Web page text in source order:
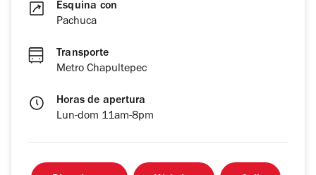
Esquina con
Pachuca
Transporte
Metro Chapultepec
Horas de apertura
Lun-dom 11am-8pm